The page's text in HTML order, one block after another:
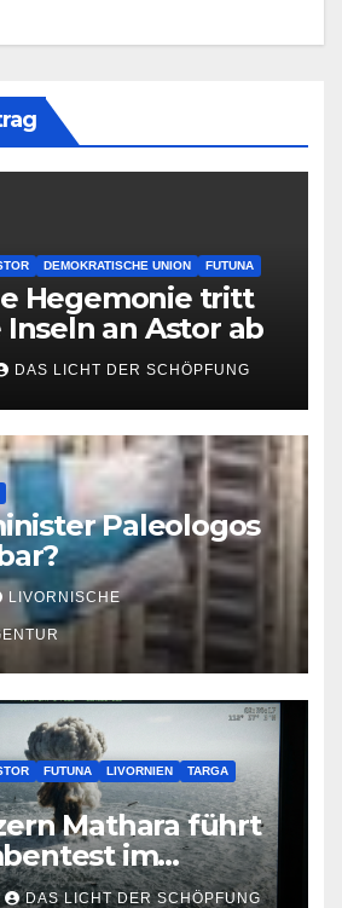
DEMOKRATISCHE UNION FUTUNA
Hegemonie tritt
an Astor ab
DAS LICHT DER SCHÖPFUNG
Paleologos
LIVORNISCHE
FUTUNA LIVORNIEN
TARGA
Mathara führt
im
DAS LICHT DER SCHÖPFUNG